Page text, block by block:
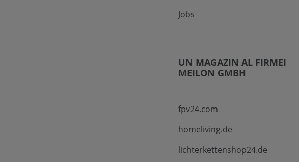
Jobs
UN MAGAZIN AL FIRMEI
MEILON GMBH
fpv24.com
homeliving.de
lichterkettenshop24.de